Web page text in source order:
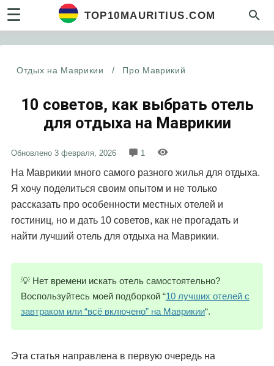
☰ TOP10MAURITIUS.COM
Отдых на Маврикии / Про Маврикий
10 советов, как выбрать отель
для отдыха на Маврикии
Обновлено 3 февраля, 2026 1
На Маврикии много самого разного жилья для отдыха.
Я хочу поделиться своим опытом и не только
рассказать про особенности местных отелей и
гостиниц, но и дать 10 советов, как не прогадать и
найти лучший отель для отдыха на Маврикии.
💡 Нет времени искать отель самостоятельно?
Воспользуйтесь моей подборкой “10 лучших отелей с
завтраком или “всё включено” на Маврикии“.
Эта статья направлена в первую очередь на